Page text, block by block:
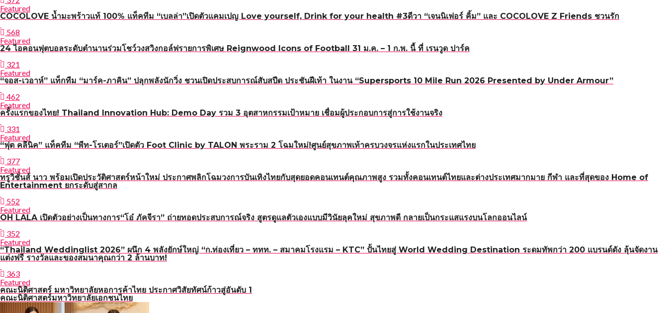
Featured
COCOLOVE น้ำมะพร้าวแท้ 100% แท็คทีม “เบลล่า”เปิดตัวแคมเปญ Love yourself, Drink for your health #3ดีวา “เจนนิเฟอร์ คิ้ม” และ COCOLOVE Z Friends ชวนรัก
568
Featured
24 ไอคอนฟุตบอลระดับตำนานร่วมโชว์วงสวิงกอล์ฟรายการพิเศษ Reignwood Icons of Football 31 ม.ค. – 1 ก.พ. นี้ ที่ เรนวูด ปาร์ค
321
Featured
“จอส-เวอาห์” แท็กทีม “มาร์ค-ภาคิน” ปลุกพลังนักวิ่ง ชวนเปิดประสบการณ์สับสปีด ประชันฝีเท้า ในงาน “Supersports 10 Mile Run 2026 Presented by Under Armour”
462
Featured
ครั้งแรกของไทย! Thailand Innovation Hub: Demo Day รวม 3 อุตสาหกรรมเป้าหมาย เชื่อมผู้ประกอบการสู่การใช้งานจริง
331
Featured
“ฟุต คลีนิค” แท็คทีม “พีท-โรเตอร์”เปิดตัว Foot Clinic by TALON พระราม 2 โฉมใหม่!ศูนย์สุขภาพเท้าครบวงจรแห่งแรกในประเทศไทย
377
Featured
ทรูวิชั่นส์ นาว พร้อมเปิดประวัติศาสตร์หน้าใหม่ ประกาศพลิกโฉมวงการบันเทิงไทยกับสุดยอดคอนเทนต์คุณภาพสูง รวมทั้งคอนเทนต์ไทยและต่างประเทศมากมาย กีฬา และที่สุดของ Home of
Entertainment ยกระดับสู่สากล
552
Featured
OH LALA เปิดตัวอย่างเป็นทางการ“โอ๋ ภัคจีรา” ถ่ายทอดประสบการณ์จริง สูตรดูแลตัวเองแบบมีวินัยลุคใหม่ สุขภาพดี กลายเป็นกระแสแรงบนโลกออนไลน์
352
Featured
“Thailand Weddinglist 2026” ผนึก 4 พลังยักษ์ใหญ่ “ก.ท่องเที่ยว – ททท. – สมาคมโรงแรม – KTC” ปั้นไทยสู่ World Wedding Destination ระดมทัพกว่า 200 แบรนด์ดัง ลุ้นจัดงาน
แต่งฟรี รางวัลและของสมนาคุณกว่า 2 ล้านบาท!
363
Featured
คณะนิติศาสตร์ มหาวิทยาลัยหอการค้าไทย ประกาศวิสัยทัศน์ก้าวสู่อันดับ 1
คณะนิติศาสตร์มหาวิทยาลัยเอกชนไทย